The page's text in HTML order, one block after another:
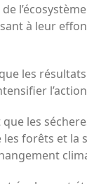
à leur
les
les
forêts et la